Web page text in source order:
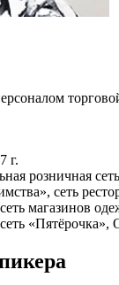
г.
розничная
сеть
магазинов